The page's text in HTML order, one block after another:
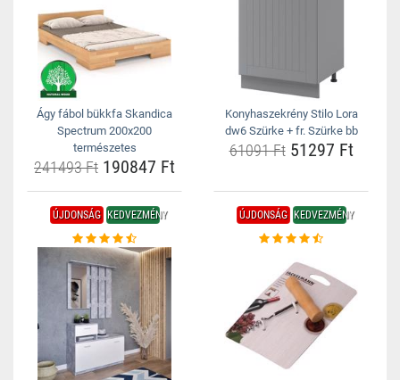
Ágy fábol bükkfa Skandica
Spectrum 200x200
természetes
241493 Ft 190847 Ft
Konyhaszekrény Stilo Lora
dw6 Szürke + fr. Szürke bb
61091 Ft51297 Ft
ÚJDONSÁG KEDVEZMÉNY ÚJDONSÁG KEDVEZMÉNY